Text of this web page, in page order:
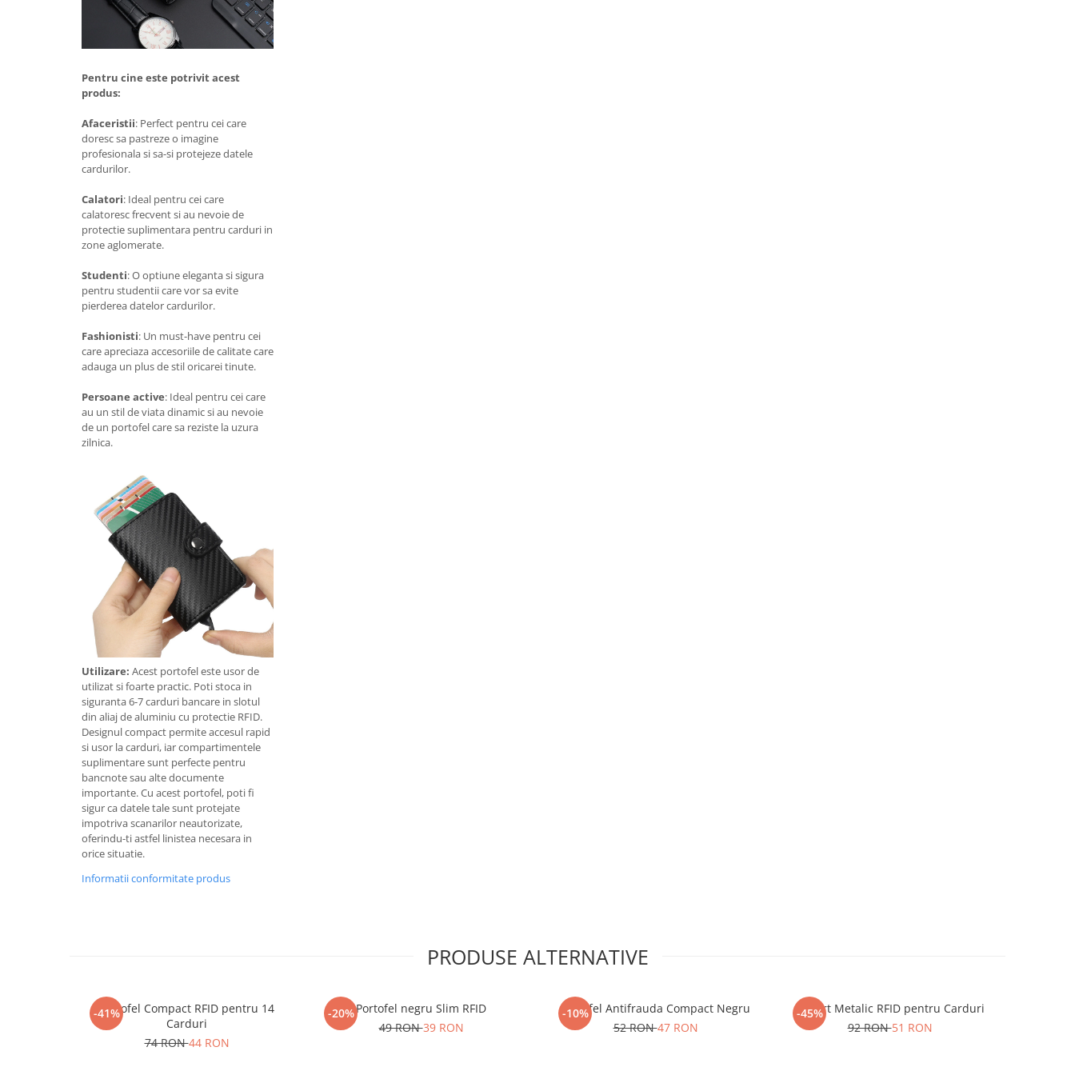
Pentru cine este potrivit acest
produs:
Afaceristii: Perfect pentru cei care
doresc sa pastreze o imagine
profesionala si sa-si protejeze datele
cardurilor.
Calatori: Ideal pentru cei care
calatoresc frecvent si au nevoie de
protectie suplimentara pentru carduri in
zone aglomerate.
Studenti: O optiune eleganta si sigura
pentru studentii care vor sa evite
pierderea datelor cardurilor.
Fashionisti: Un must-have pentru cei
care apreciaza accesoriile de calitate care
adauga un plus de stil oricarei tinute.
Persoane active: Ideal pentru cei care
au un stil de viata dinamic si au nevoie
de un portofel care sa reziste la uzura
zilnica.
Utilizare: Acest portofel este usor de
utilizat si foarte practic. Poti stoca in
siguranta 6-7 carduri bancare in slotul
din aliaj de aluminiu cu protectie RFID.
Designul compact permite accesul rapid
si usor la carduri, iar compartimentele
suplimentare sunt perfecte pentru
bancnote sau alte documente
importante. Cu acest portofel, poti fi
sigur ca datele tale sunt protejate
impotriva scanarilor neautorizate,
oferindu-ti astfel linistea necesara in
orice situatie.
Informatii conformitate produs
PRODUSE ALTERNATIVE
-41%
Portofel Compact RFID pentru 14
Carduri
74 RON44 RON
-20%Portofel negru Slim RFID
49 RON39 RON
-10%
Portofel Antifrauda Compact Negru
52 RON47 RON
-45%
Suport Metalic RFID pentru Carduri
92 RON51 RON